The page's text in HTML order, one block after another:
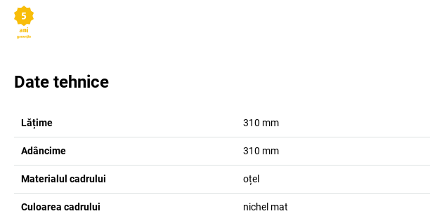
Date tehnice
Lățime 310 mm
Adâncime 310 mm
Materialul cadrului oțel
Culoarea cadrului nichel mat